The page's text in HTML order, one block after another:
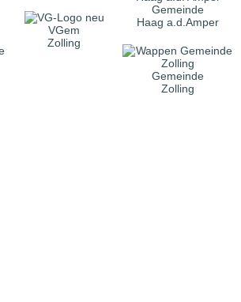
VGem
Zolling
Gemeinde
Haag a.d.Amper
Gemeinde
Zolling